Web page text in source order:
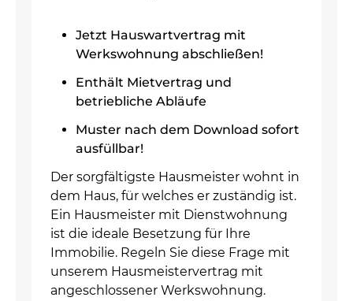
Jetzt Hauswartvertrag mit
Werkswohnung abschließen!
Enthält Mietvertrag und
betriebliche Abläufe
Muster nach dem Download sofort
ausfüllbar!
Der sorgfältigste Hausmeister wohnt in
dem Haus, für welches er zuständig ist.
Ein Hausmeister mit Dienstwohnung
ist die ideale Besetzung für Ihre
Immobilie. Regeln Sie diese Frage mit
unserem Hausmeistervertrag mit
angeschlossener Werkswohnung.